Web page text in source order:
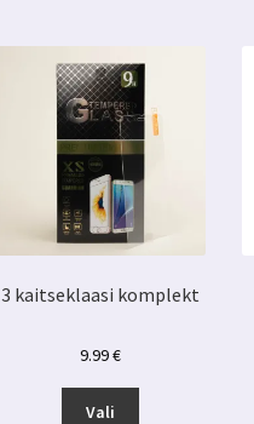
3 kaitseklaasi komplekt
9.99€
Vali